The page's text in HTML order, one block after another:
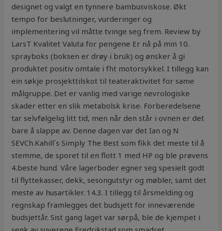
designet og valgt en tynnere bambusviskose. Økt
tempo for beslutninger, vurderinger og
implementering vil måtte tvinge seg frem. Review by
LarsT Kvalitet Valuta for pengene Er nå på min 10.
sprayboks (boksen er drøy i bruk) og ønsker å gi
produktet positiv omtale i fht motorsykkel. I tillegg kan
ein søkje prosjekttilskot til teateraktivitet for same
målgruppe. Det er vanlig med varige nevrologiske
skader etter en slik metabolsk krise. Forberedelsene
tar selvfølgelig litt tid, men når den står i ovnen er det
bare å slappe av. Denne dagen var det Ian og N
SEVCh.Kahill`s Simply The Best som fikk det meste til å
stemme, de sporet til en flott 1 med HP og ble prøvens
4.beste hund. Våre lagerboder egner seg spesielt godt
til flyttekasser, dekk, sesongutstyr og møbler, samt det
meste av husartikler. 14.3. I tillegg til årsmelding og
regnskap framlegges det budsjett for inneværende
budsjettår. Sist gang laget var sørpå, ble de kjempet i